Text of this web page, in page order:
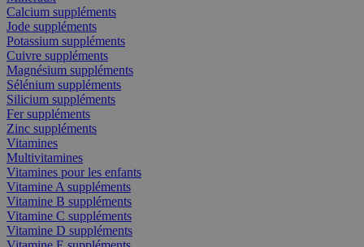
Calcium suppléments
Jode suppléments
Potassium suppléments
Cuivre suppléments
Magnésium suppléments
Sélénium suppléments
Silicium suppléments
Fer suppléments
Zinc suppléments
Vitamines
Multivitamines
Vitamines pour les enfants
Vitamine A suppléments
Vitamine B suppléments
Vitamine C suppléments
Vitamine D suppléments